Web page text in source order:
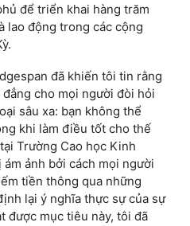
để triển khai hàng trăm
lao động trong các cộng
đã khiến tôi tin rằng
cho mọi người đòi hỏi
sâu xa: bạn không thể
khi làm điều tốt cho thế
Trường Cao học Kinh
ảnh bởi cách mọi người
tiền thông qua những
lại ý nghĩa thực sự của sự
được mục tiêu này, tôi đã